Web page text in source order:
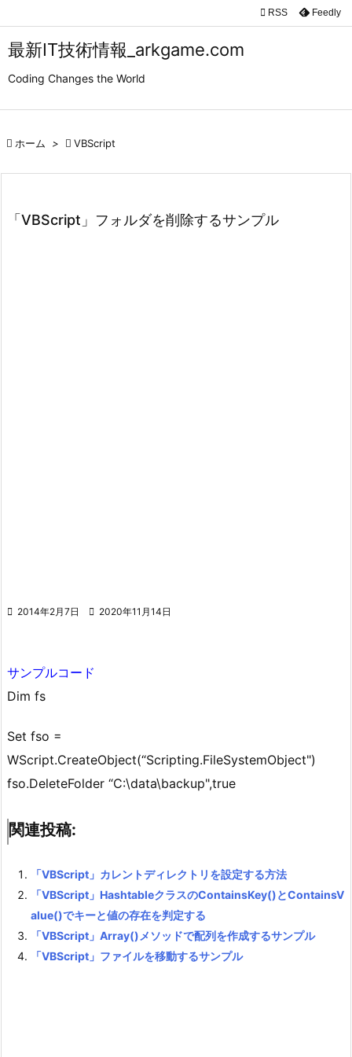
最新IT技術情報_arkgame.com
Coding Changes the World


 RSS Feedly
 ホーム >  VBScript
「VBScript」フォルダを削除するサンプル
 2014年2月7日  2020年11月14日
サンプルコード
Dim fs
Set fso =
WScript.CreateObject(“Scripting.FileSystemObject")
fso.DeleteFolder “C:\data\backup",true
関連投稿:
「VBScript」カレントディレクトリを設定する方法
「VBScript」HashtableクラスのContainsKey()とContainsV
alue()でキーと値の存在を判定する
「VBScript」Array()メソッドで配列を作成するサンプル
「VBScript」ファイルを移動するサンプル